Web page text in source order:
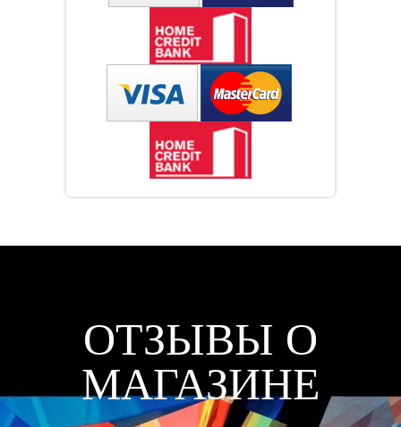
ОТЗЫВЫ О
МАГАЗИНЕ